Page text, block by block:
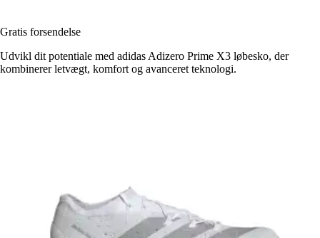
Gratis forsendelse
Udvikl dit potentiale med adidas Adizero Prime X3 løbesko, der
kombinerer letvægt, komfort og avanceret teknologi.